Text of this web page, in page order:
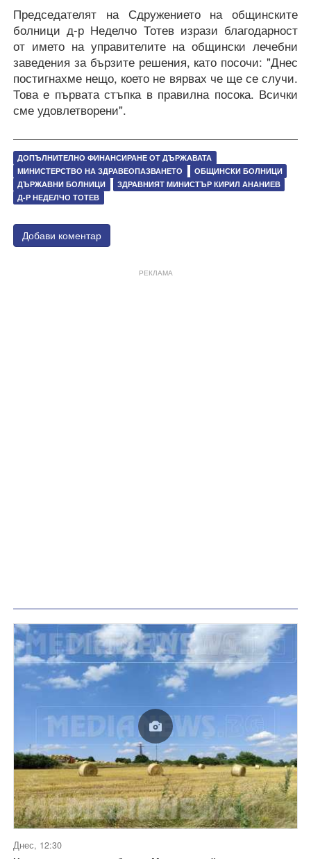
Председателят на Сдружението на общинските
болници д-р Неделчо Тотев изрази благодарност
от името на управителите на общински лечебни
заведения за бързите решения, като посочи: "Днес
постигнахме нещо, което не вярвах че ще се случи.
Това е първата стъпка в правилна посока. Всички
сме удовлетворени".
ДОПЪЛНИТЕЛНО ФИНАНСИРАНЕ ОТ ДЪРЖАВАТА
МИНИСТЕРСТВО НА ЗДРАВЕОПАЗВАНЕТО
ОБЩИНСКИ БОЛНИЦИ
ДЪРЖАВНИ БОЛНИЦИ
ЗДРАВНИЯТ МИНИСТЪР КИРИЛ АНАНИЕВ
Д-Р НЕДЕЛЧО ТОТЕВ
Добави коментар
РЕКЛАМА
Днес, 12:30